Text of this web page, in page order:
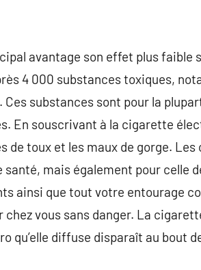
avantage son effet plus faible
4 000 substances toxiques,
Ces substances sont pour la
En souscrivant à la cigarette
de toux et les maux de gorge.
mais également pour celle
ainsi que tout votre entourage
chez vous sans danger. La
qu’elle diffuse disparaît au bout